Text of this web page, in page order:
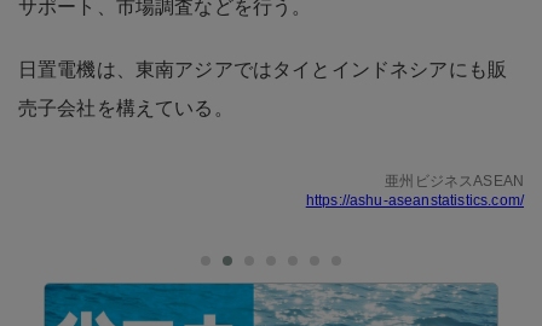
サポート、市場調査などを行う。
日置電機は、東南アジアではタイとインドネシアにも販
売子会社を構えている。
亜州ビジネスASEAN
https://ashu-aseanstatistics.com/